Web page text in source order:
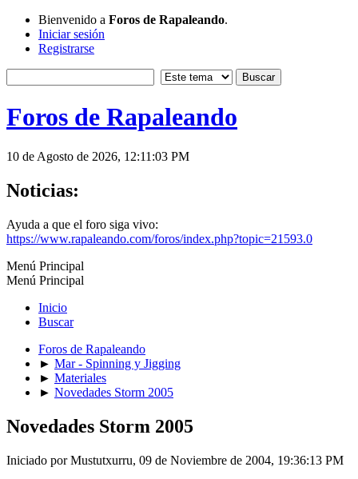
Bienvenido a Foros de Rapaleando.
Iniciar sesión
Registrarse
Foros de Rapaleando
10 de Agosto de 2026, 12:11:03 PM
Noticias:
Ayuda a que el foro siga vivo:
https://www.rapaleando.com/foros/index.php?topic=21593.0
Menú Principal
Menú Principal
Inicio
Buscar
Foros de Rapaleando
► Mar - Spinning y Jigging
► Materiales
► Novedades Storm 2005
Novedades Storm 2005
Iniciado por Mustutxurru, 09 de Noviembre de 2004, 19:36:13 PM